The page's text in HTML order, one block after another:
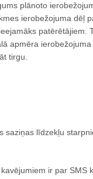
plānoto
ierobežojuma dēļ
patērētājiem.
apmēra
tirgu.
saziņas līdzekļu
ir par SMS